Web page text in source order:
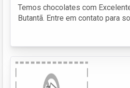
Temos chocolates com
Butantã. Entre em contato para